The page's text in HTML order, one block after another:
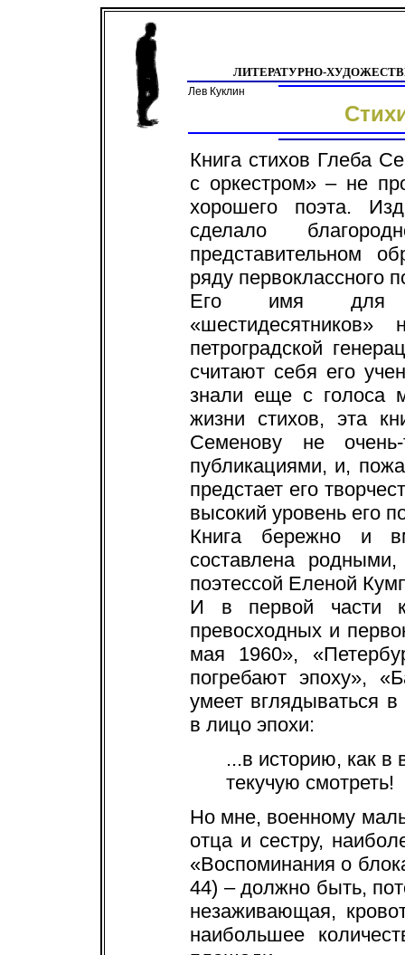
ЛИТЕРАТУРНО-
Лев Куклин
Книга стихов Глеба
с оркестром» – не
хорошего поэта.
сделало
представительном
ряду первоклассного
Его имя для
петроградской
считают себя его
знали еще с голоса
жизни стихов, эта
Семенову не
публикациями, и,
предстает его
высокий уровень его
Книга бережно и
составлена
поэтессой Еленой
И в первой части
превосходных и
мая 1960»,
погребают эпоху»,
умеет вглядываться
в лицо эпохи:
...в историю, как в
текучую смотреть!
Но мне, военному
отца и сестру,
«Воспоминания о
44) – должно быть,
незаживающая,
наибольшее